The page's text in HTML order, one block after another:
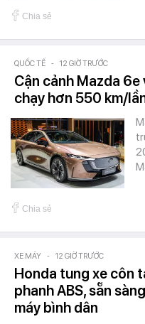
Chia sẻ
QUỐC TẾ - 12 GIỜ TRƯỚC
Cận cảnh Mazda
chạy hơn 550 km/
Chia sẻ
XE MÁY - 12 GIỜ TRƯỚC
Honda tung xe côn
phanh ABS, sẵn
máy bình dân